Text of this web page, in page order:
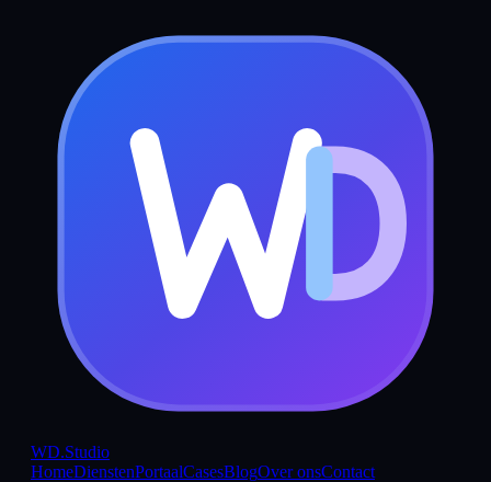
WD.Studio
HomeDienstenPortaalCasesBlogOver onsContact